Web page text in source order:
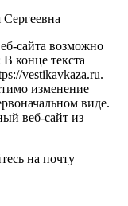
сайта возможно
конце текста
vestikavkaza.ru.
изменение
виде.
веб-сайт из
на почту